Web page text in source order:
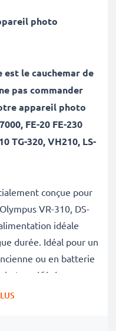
photo
le cauchemar de
pas commander
appareil photo
FE-20 FE-230
TG-320, VH210, LS-
conçue pour
VR-310, DS-
idéale
durée. Idéal pour un
ou en batterie
préféré.